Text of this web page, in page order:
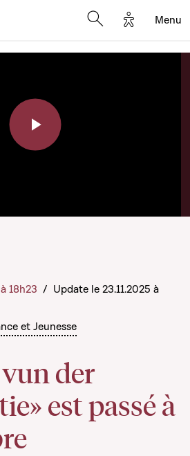
Options
Menu
Play
et Jeunesse
der
est passé à
18h23 / Update le 23.11.2025 à